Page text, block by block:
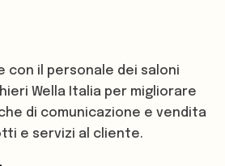
con il personale dei saloni
Wella Italia per migliorare
di comunicazione e vendita
e servizi al cliente.